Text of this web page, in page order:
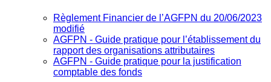
Règlement Financier de l’AGFPN du 20/06/2023
modifié
AGFPN ‐ Guide pratique pour l’établissement du
rapport des organisations attributaires
AGFPN ‐ Guide pratique pour la justification
comptable des fonds